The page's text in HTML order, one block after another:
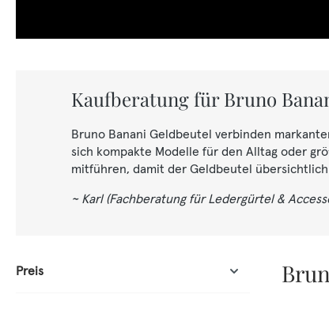
Kaufberatung für Bruno
Bruno Banani Geldbeutel verbinden
sich kompakte Modelle für den Alltag oder
mitführen, damit der Geldbeutel
~ Karl (Fachberatung für Ledergürtel &
Preis